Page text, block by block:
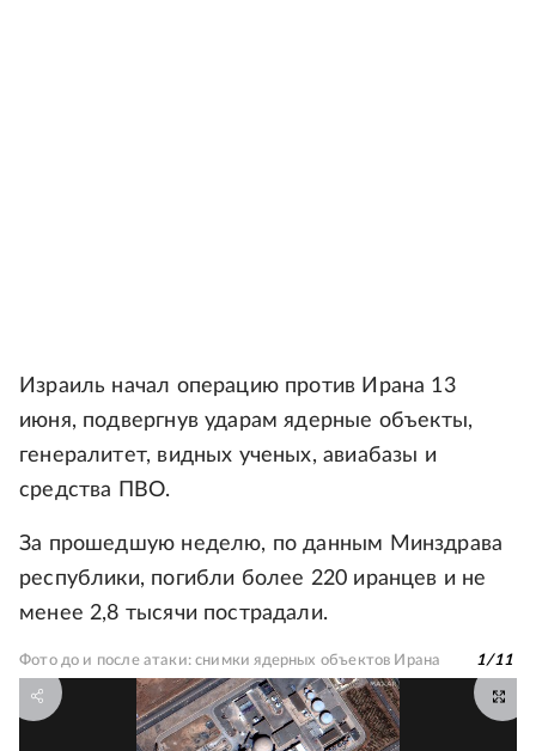
Израиль начал операцию против Ирана 13
июня, подвергнув ударам ядерные объекты,
генералитет, видных ученых, авиабазы и
средства ПВО.
За прошедшую неделю, по данным Минздрава
республики, погибли более 220 иранцев и не
менее 2,8 тысячи пострадали.
Фото до и после атаки: снимки ядерных объектов Ирана 1/11